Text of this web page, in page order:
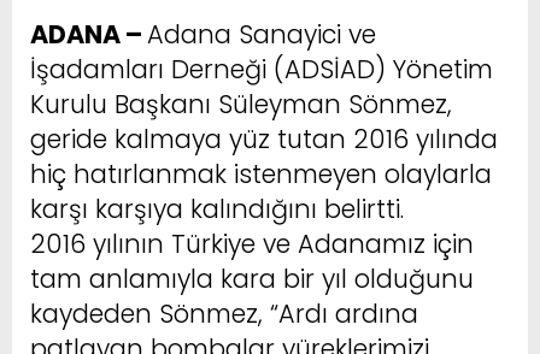
ADANA –Adana Sanayici ve
İşadamları Derneği (ADSİAD) Yönetim
Kurulu Başkanı Süleyman Sönmez,
geride kalmaya yüz tutan 2016 yılında
hiç hatırlanmak istenmeyen olaylarla
karşı karşıya kalındığını belirtti.
2016 yılının Türkiye ve Adanamız için
tam anlamıyla kara bir yıl olduğunu
kaydeden Sönmez, “Ardı ardına